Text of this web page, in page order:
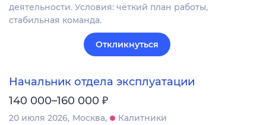
деятельности. Условия: чёткий план работы,
стабильная команда.
Откликнуться
Начальник отдела эксплуатации
140 000–160 000 ₽
20 июля 2026 Москва
Калитники